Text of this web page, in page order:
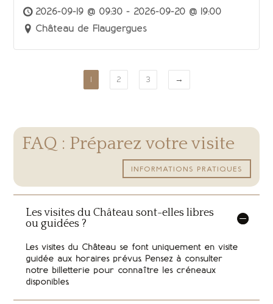
2026-09-19 @ 09:30 - 2026-09-20 @ 19:00
Château de Flaugergues
1 2 3 →
FAQ : Préparez votre visite
INFORMATIONS PRATIQUES
Les visites du Château sont-elles libres
ou guidées ?
Les visites du Château se font uniquement en visite
guidée aux horaires prévus. Pensez à consulter
notre billetterie pour connaître les créneaux
disponibles.